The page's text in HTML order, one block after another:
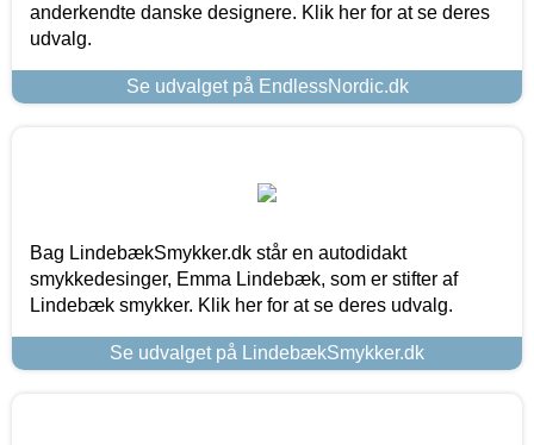
anderkendte danske designere. Klik her for at se deres
udvalg.
Se udvalget på EndlessNordic.dk
Bag LindebækSmykker.dk står en autodidakt
smykkedesinger, Emma Lindebæk, som er stifter af
Lindebæk smykker. Klik her for at se deres udvalg.
Se udvalget på LindebækSmykker.dk